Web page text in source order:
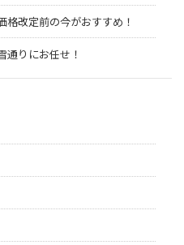
格改定前の今がおすすめ！
通りにお任せ！